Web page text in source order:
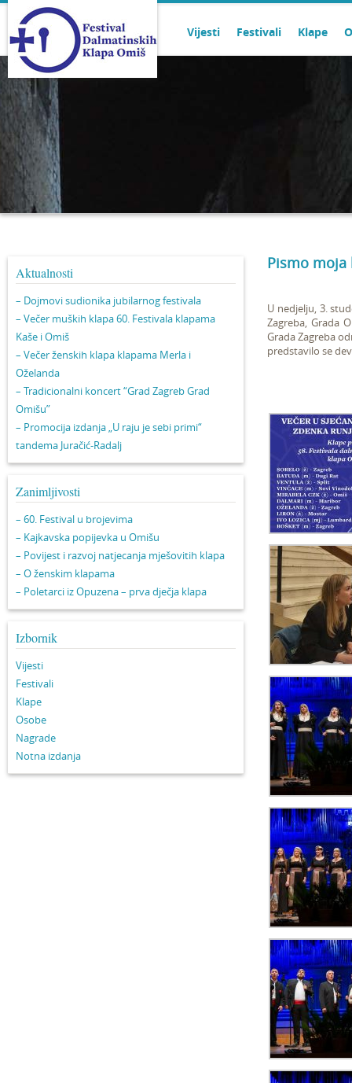
Vijesti Festivali Klape
Aktualnosti
– Dojmovi sudionika jubilarnog festivala
– Večer muških klapa 60. Festivala klapama
Kaše i Omiš
– Večer ženskih klapa klapama Merla i
Oželanda
– Tradicionalni koncert “Grad Zagreb Grad
Omišu”
– Promocija izdanja „U raju je sebi primi“
tandema Juračić-Radalj
Zanimljivosti
– 60. Festival u brojevima
– Kajkavska popijevka u Omišu
– Povijest i razvoj natjecanja mješovitih klapa
– O ženskim klapama
– Poletarci iz Opuzena – prva dječja klapa
Izbornik
Vijesti
Festivali
Klape
Osobe
Nagrade
Notna izdanja
Pismo moja
U nedjelju, 3.
Zagreba, Grada
Grada Zagreba
predstavilo se